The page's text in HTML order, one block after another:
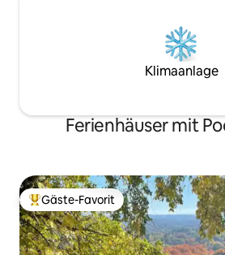
Klimaanlage
Ferienhäuser mit
Beliebter Gäste-Favorit.
Gäste-Favorit